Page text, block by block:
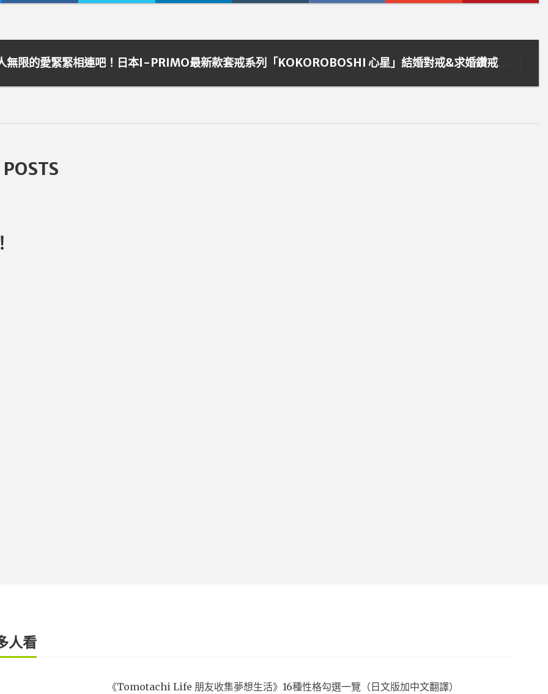
讓兩人無限的愛緊緊相連吧！日本I-PRIMO最新款套戒系列「KOKOROBOSHI 心星」結婚對戒&求婚鑽戒介紹
人看
《Tomotachi Life 朋友收集夢想生活》16種性格勾選一覽（日文版加中文翻譯）